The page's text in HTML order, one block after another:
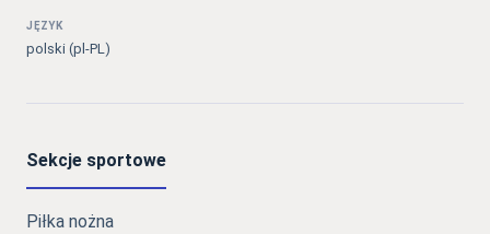
JĘZYK
polski (pl-PL)
Sekcje sportowe
Piłka nożna